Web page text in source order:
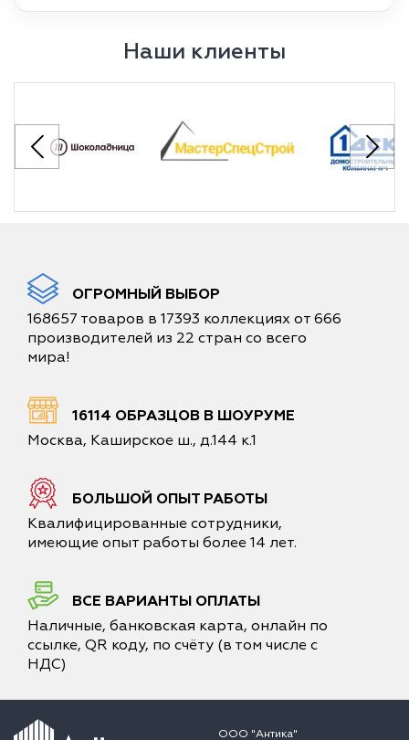
Наши клиенты
ОГРОМНЫЙ ВЫБОР
168657 товаров в 17393 коллекциях от 666
производителей из 22 стран со всего
мира!
16114 ОБРАЗЦОВ В ШОУРУМЕ
Москва, Каширское ш., д.144 к.1
БОЛЬШОЙ ОПЫТ РАБОТЫ
Квалифицированные сотрудники,
имеющие опыт работы более 14 лет.
ВСЕ ВАРИАНТЫ ОПЛАТЫ
Наличные, банковская карта, онлайн по
ссылке, QR коду, по счёту (в том числе с
НДС)
ООО "Антика"